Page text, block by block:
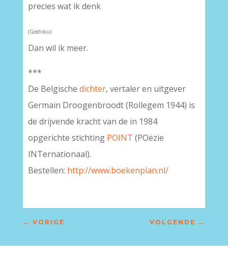
precies wat ik denk
(Goshiku)
Dan wil ik meer.
***
De Belgische dichter, vertaler en uitgever
Germain Droogenbroodt (Rollegem 1944) is
de drijvende kracht van de in 1984
opgerichte stichting POINT (POëzie
INTernationaal).
Bestellen: http://www.boekenplan.nl/
← VORIGE VOLGENDE →